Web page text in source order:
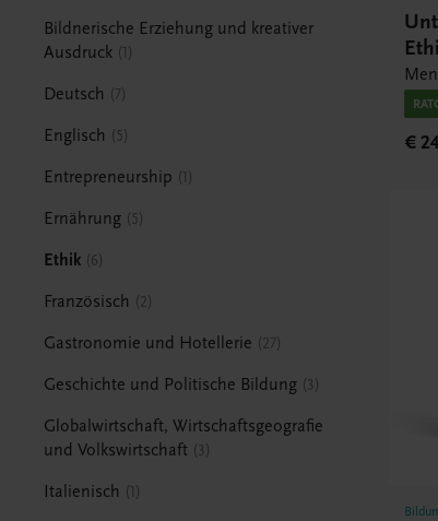
Bildnerische Erziehung und kreativer
Ausdruck 1
Deutsch 7
Englisch 5
Entrepreneurship 1
Ernährung 5
Ethik 6
Französisch 2
Gastronomie und Hotellerie 27
Geschichte und Politische Bildung 3
Globalwirtschaft, Wirtschaftsgeografie
und Volkswirtschaft
3
Italienisch 1
€